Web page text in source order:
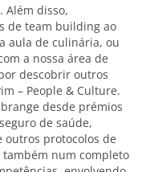
Além disso,
de team building ao
aula de culinária, ou
a nossa área de
descobrir outros
– People & Culture.
desde prémios
de saúde,
outros protocolos de
também num completo